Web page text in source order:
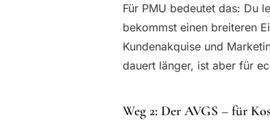
Für PMU bedeutet das: Du
bekommst einen breiteren
Kundenakquise und
dauert länger, ist aber für
Weg 2: Der AVGS – für